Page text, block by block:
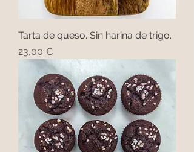
Tarta de queso. Sin harina de trigo.
Precio
23,00 €